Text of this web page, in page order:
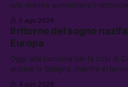
ore, mentre aumentano i
chi aspetta i dispersi di Ceuta, il
diluiti, e quanti attivisti anti data
5 ago 2026
Il ritorno del sogno
Europa
Oggi alla riunione per la crisi di
aiutare la Spagna, mentre si
4 ago 2026